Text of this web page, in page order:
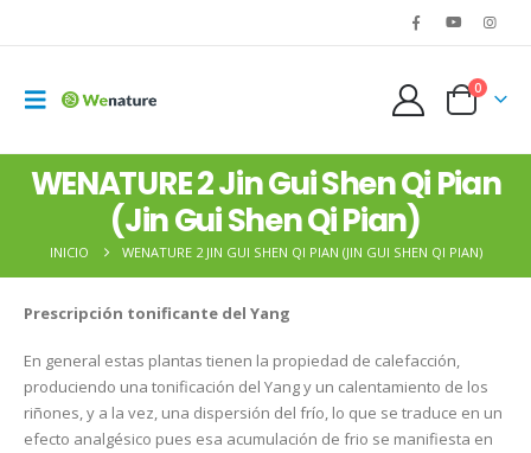
0
WENATURE 2 Jin Gui Shen Qi Pian
(Jin Gui Shen Qi Pian)
INICIO WENATURE 2 JIN GUI SHEN QI PIAN (JIN GUI SHEN QI PIAN)
Prescripción tonificante del Yang
En general estas plantas tienen la propiedad de calefacción,
produciendo una tonificación del Yang y un calentamiento de los
riñones, y a la vez, una dispersión del frío, lo que se traduce en un
efecto analgésico pues esa acumulación de frio se manifiesta en